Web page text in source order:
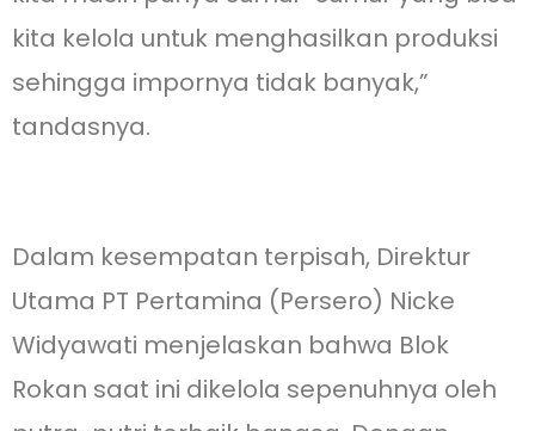
kita kelola untuk menghasilkan produksi
sehingga impornya tidak banyak,”
tandasnya.
Dalam kesempatan terpisah, Direktur
Utama PT Pertamina (Persero) Nicke
Widyawati menjelaskan bahwa Blok
Rokan saat ini dikelola sepenuhnya oleh